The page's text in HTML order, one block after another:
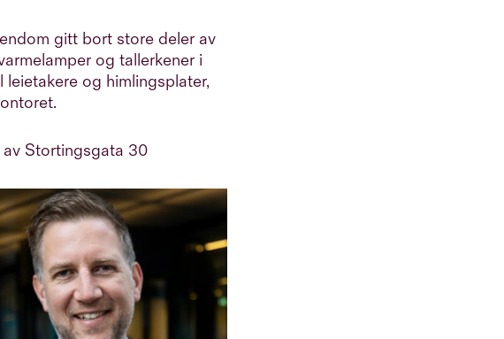
gitt bort store deler av
og tallerkener i
og himlingsplater,
Stortingsgata 30